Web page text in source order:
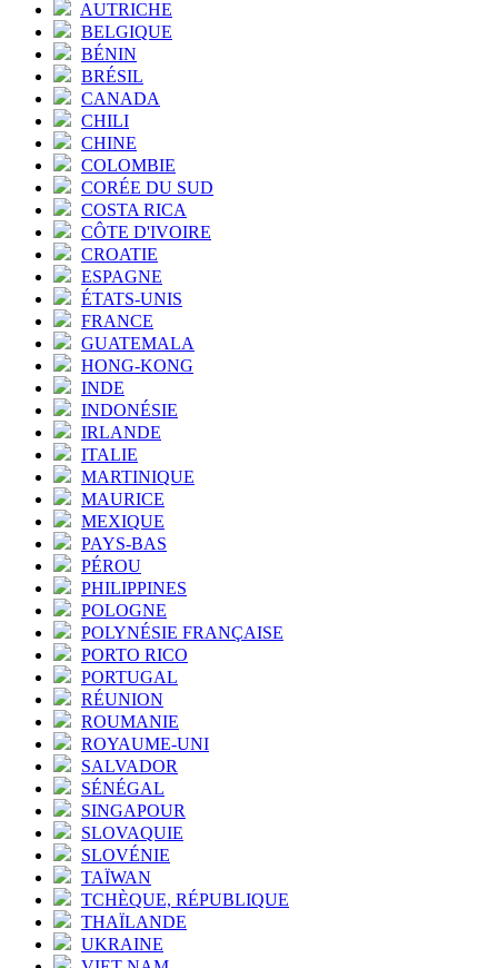
AUTRICHE
BELGIQUE
BÉNIN
BRÉSIL
CANADA
CHILI
CHINE
COLOMBIE
CORÉE DU SUD
COSTA RICA
CÔTE D'IVOIRE
CROATIE
ESPAGNE
ÉTATS-UNIS
FRANCE
GUATEMALA
HONG-KONG
INDE
INDONÉSIE
IRLANDE
ITALIE
MARTINIQUE
MAURICE
MEXIQUE
PAYS-BAS
PÉROU
PHILIPPINES
POLOGNE
POLYNÉSIE FRANÇAISE
PORTO RICO
PORTUGAL
RÉUNION
ROUMANIE
ROYAUME-UNI
SALVADOR
SÉNÉGAL
SINGAPOUR
SLOVAQUIE
SLOVÉNIE
TAÏWAN
TCHÈQUE, RÉPUBLIQUE
THAÏLANDE
UKRAINE